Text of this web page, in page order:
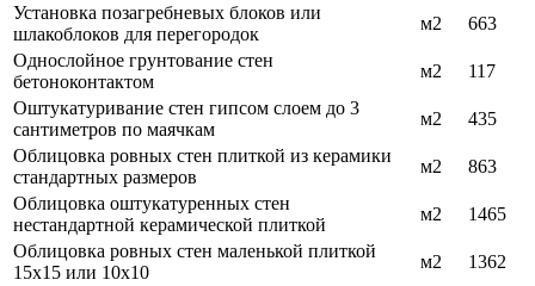
Установка позагребневых блоков или
шлакоблоков для перегородок
м2
663
Однослойное грунтование стен
бетоноконтактом
м2
117
Оштукатуривание стен гипсом слоем до 3
сантиметров по маячкам
м2
435
Облицовка ровных стен плиткой из керамики
стандартных размеров
м2
863
Облицовка оштукатуренных стен
нестандартной керамической плиткой
м2
1465
Облицовка ровных стен маленькой плиткой
15х15 или 10х10
м2
1362